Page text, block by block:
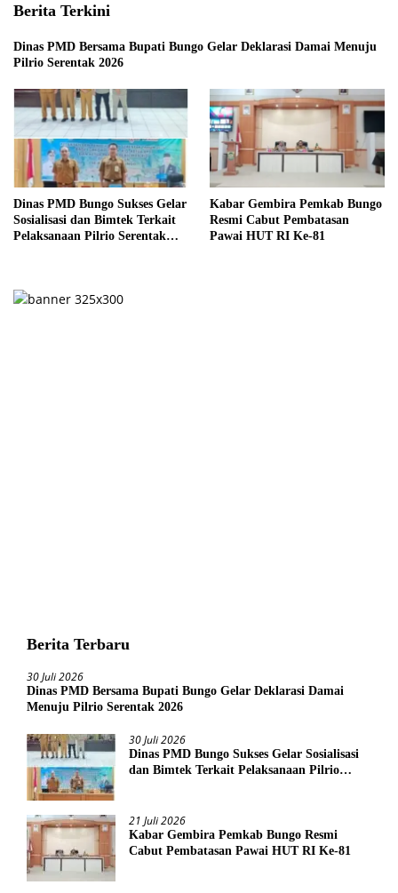
Berita Terkini
Dinas PMD Bersama Bupati Bungo Gelar Deklarasi Damai Menuju
Pilrio Serentak 2026
Dinas PMD Bungo Sukses Gelar
Sosialisasi dan Bimtek Terkait
Pelaksanaan Pilrio Serentak
Kabar Gembira Pemkab Bungo
Resmi Cabut Pembatasan
Pawai HUT RI Ke-81
Berita Terbaru
30 Juli 2026
Dinas PMD Bersama Bupati Bungo Gelar Deklarasi Damai
Menuju Pilrio Serentak 2026
30 Juli 2026
Dinas PMD Bungo Sukses Gelar Sosialisasi
dan Bimtek Terkait Pelaksanaan Pilrio
21 Juli 2026
Kabar Gembira Pemkab Bungo Resmi
Cabut Pembatasan Pawai HUT RI Ke-81